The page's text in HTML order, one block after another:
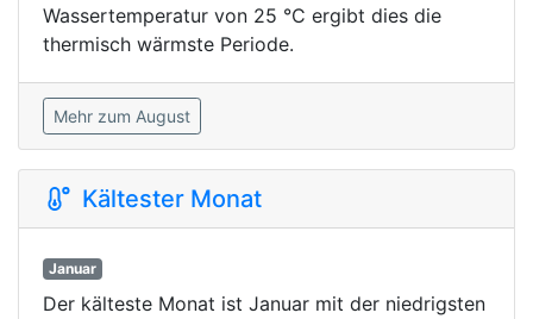
Wassertemperatur von 25 °C ergibt dies die
thermisch wärmste Periode.
Mehr zum August
Kältester Monat
Januar
Der kälteste Monat ist Januar mit der niedrigsten